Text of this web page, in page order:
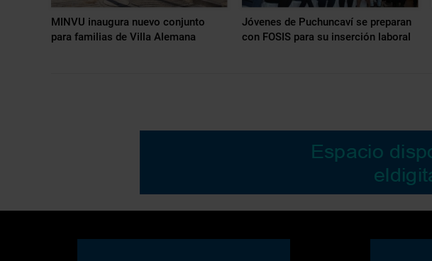
MINVU inaugura nuevo conjunto
para familias de Villa Alemana
Jóvenes de Puchuncaví se preparan
con FOSIS para su inserción laboral